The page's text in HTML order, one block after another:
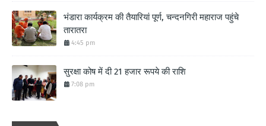
भंडारा कार्यक्रम की तैयारियां पूर्ण, चन्दनगिरी महाराज पहुंचे
तारातरा
4:45 pm
सुरक्षा कोष में दी 21 हजार रूपये की राशि
7:08 pm